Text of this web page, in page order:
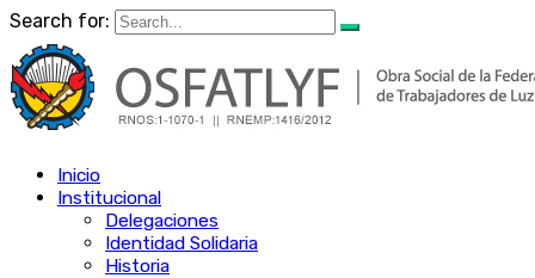
Search for:
Inicio
Institucional
Delegaciones
Identidad Solidaria
Historia